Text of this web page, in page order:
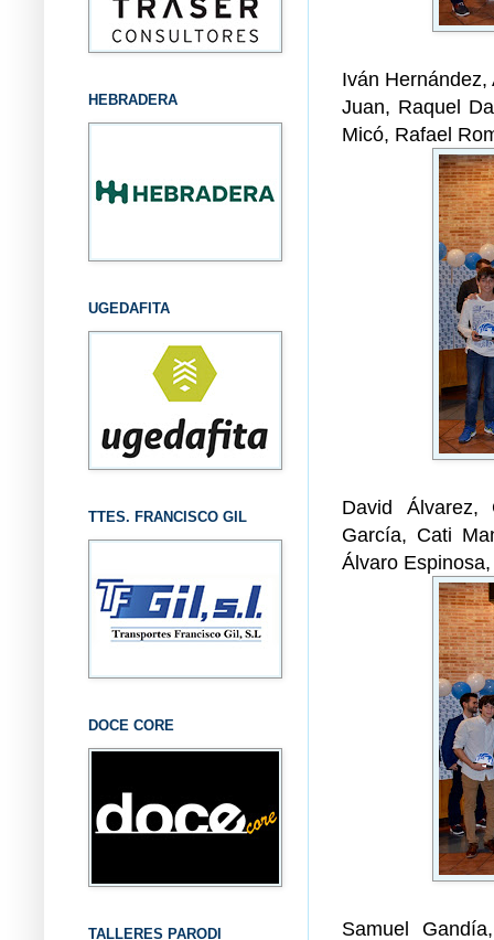
Iván
Juan, Raquel
Micó, Rafael
David Álvarez,
García, Cati
Álvaro
Samuel
HEBRADERA
UGEDAFITA
TTES. FRANCISCO GIL
DOCE CORE
TALLERES PARODI